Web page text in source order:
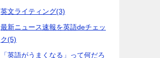
英文ライティング(3)
最新ニュース速報を英語deチェッ
ク(5)
「英語がうまくなる」って何だろ